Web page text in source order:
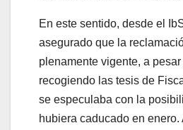
En este sentido, desde el
asegurado que la
plenamente vigente, a
recogiendo las tesis de
se especulaba con la
hubiera caducado en